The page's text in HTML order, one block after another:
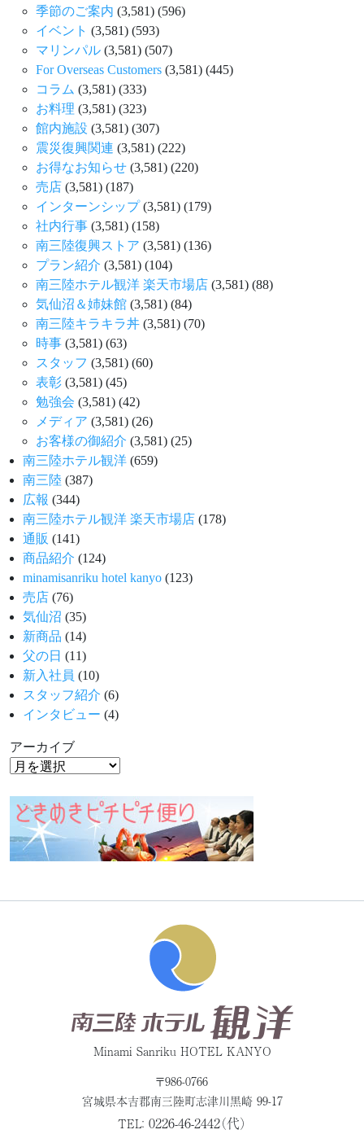
季節のご案内 (3,581) (596)
イベント (3,581) (593)
マリンパル (3,581) (507)
For Overseas Customers (3,581) (445)
コラム (3,581) (333)
お料理 (3,581) (323)
館内施設 (3,581) (307)
震災復興関連 (3,581) (222)
お得なお知らせ (3,581) (220)
売店 (3,581) (187)
インターンシップ(3,581) (179)
社内行事 (3,581) (158)
南三陸復興ストア (3,581) (136)
プラン紹介 (3,581) (104)
南三陸ホテル観洋 楽天市場店 (3,581) (88)
気仙沼＆姉妹館 (3,581) (84)
南三陸キラキラ丼 (3,581) (70)
時事 (3,581) (63)
スタッフ (3,581) (60)
表彰 (3,581) (45)
勉強会 (3,581) (42)
メディア (3,581) (26)
お客様の御紹介 (3,581) (25)
南三陸ホテル観洋 (659)
南三陸 (387)
広報 (344)
南三陸ホテル観洋 楽天市場店 (178)
通販 (141)
商品紹介 (124)
minamisanriku hotel kanyo (123)
売店 (76)
気仙沼 (35)
新商品 (14)
父の日 (11)
新入社員 (10)
スタッフ紹介 (6)
インタビュー (4)
アーカイブ
Minami Sanriku HOTEL KANYO
〒986-0766
宮城県本吉郡南三陸町志津川黒崎 99-17
TEL： 0226-46-2442（代）